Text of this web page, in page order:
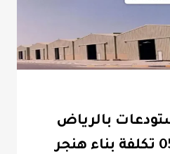
بالرياض
جوال:0532068305 تكلفة بناء هنجر